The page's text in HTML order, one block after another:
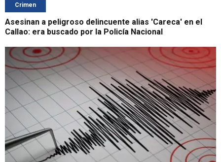
Crimen
Asesinan a peligroso delincuente alias 'Careca' en el
Callao: era buscado por la Policía Nacional